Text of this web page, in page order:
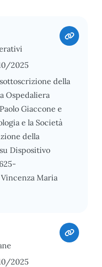
2025
della
Ospedaliera
Giaccone e
e la Società
della
Dispositivo
Maria
2025